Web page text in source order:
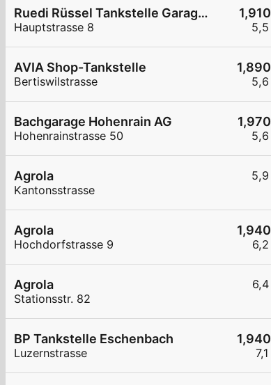
1,910
5,5
Ruedi Rüssel Tankstelle Garage Fischer AG Baldegg
Hauptstrasse 8
1,890
5,6
AVIA Shop-Tankstelle
Bertiswilstrasse
1,970
5,6
Bachgarage Hohenrain AG
Hohenrainstrasse 50
5,9
Agrola
Kantonsstrasse
1,940
6,2
Agrola
Hochdorfstrasse 9
6,4
Agrola
Stationsstr. 82
1,940
7,1
BP Tankstelle Eschenbach
Luzernstrasse